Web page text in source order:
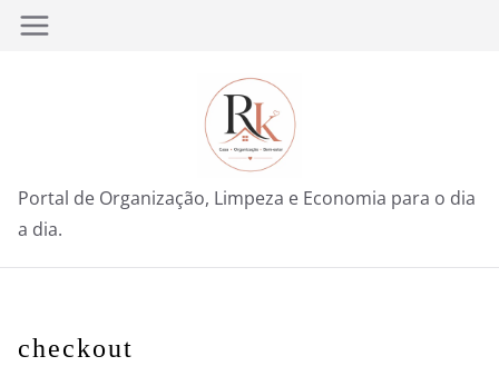
Pular
Portal de Organização, Limpeza e Economia para o dia
a dia.
checkout